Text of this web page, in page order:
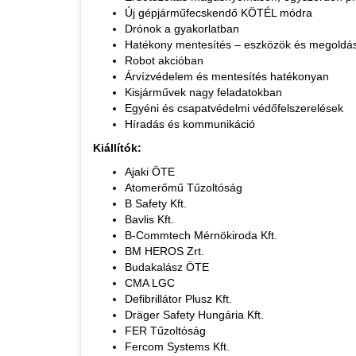
Új gépjárműfecskendő KÖTÉL módra
Drónok a gyakorlatban
Hatékony mentesítés – eszközök és
Robot akcióban
Árvízvédelem és mentesítés hatékonyan
Kisjárművek nagy feladatokban
Egyéni és csapatvédelmi védőfelszerelések
Híradás és kommunikáció
Kiállítók:
Ajaki ÖTE
Atomerőmű Tűzoltóság
B Safety Kft.
Bavlis Kft.
B-Commtech Mérnökiroda Kft.
BM HEROS Zrt.
Budakalász ÖTE
CMA LGC
Defibrillátor Plusz Kft.
Dräger Safety Hungária Kft.
FER Tűzoltóság
Fercom Systems Kft.